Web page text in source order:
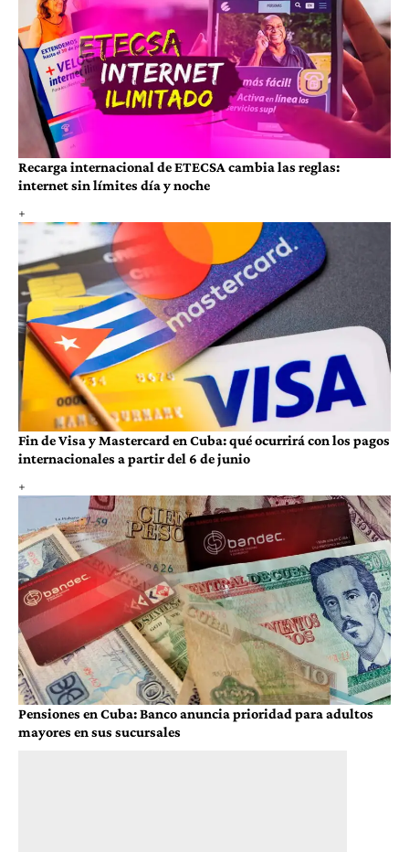
Recarga internacional de ETECSA cambia las reglas:
internet sin límites día y noche
Fin de Visa y Mastercard en Cuba: qué ocurrirá con los pagos
internacionales a partir del 6 de junio
Pensiones en Cuba: Banco anuncia prioridad para adultos
mayores en sus sucursales